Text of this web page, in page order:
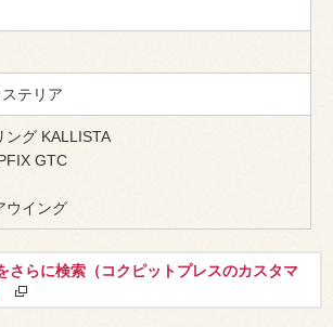
テリア
ング KALLISTA
GTC
ウイング
さらに検索（コクピットプレスのカスタマ